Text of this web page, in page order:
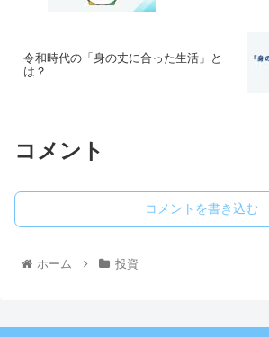
令和時代の「身の丈に合った生活」と
は？
コメント
コメントを書き込む
ホーム 投資